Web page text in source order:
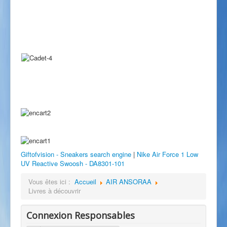
Giftofvision - Sneakers search engine | Nike Air Force 1 Low
UV Reactive Swoosh - DA8301-101
Vous êtes ici : Accueil
AIR ANSORAA
Livres à découvrir
Connexion Responsables